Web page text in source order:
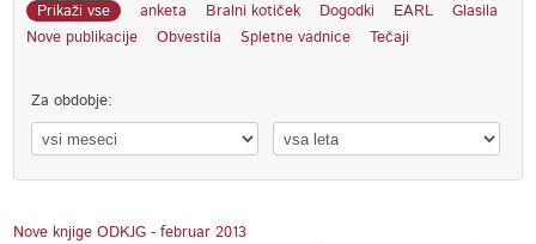
Prikaži vse anketa Bralni kotiček Dogodki EARL
Glasila
Nove publikacije
Obvestila Spletne vadnice Tečaji
Za obdobje:
Nove knjige ODKJG - februar 2013